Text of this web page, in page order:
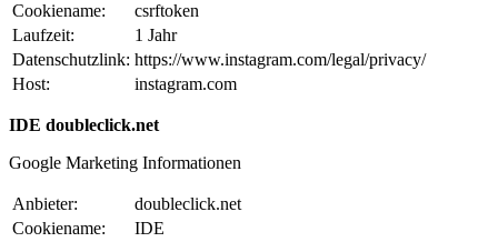
Cookiename:
csrftoken
Laufzeit:
1 Jahr
Datenschutzlink: https://www.instagram.com/legal/privacy/
Host:
instagram.com
IDE doubleclick.net
Google Marketing Informationen
Anbieter:
doubleclick.net
Cookiename:
IDE